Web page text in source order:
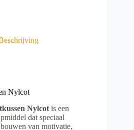
Nylcot
Nylcot is een
dat speciaal
van motivatie,